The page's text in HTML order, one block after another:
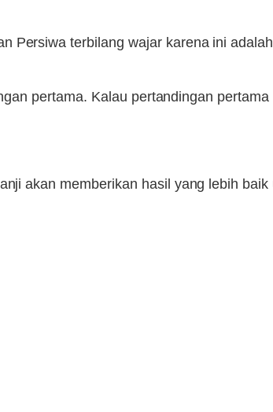
Persiwa terbilang wajar karena ini
pertama. Kalau pertandingan
akan memberikan hasil yang lebih baik